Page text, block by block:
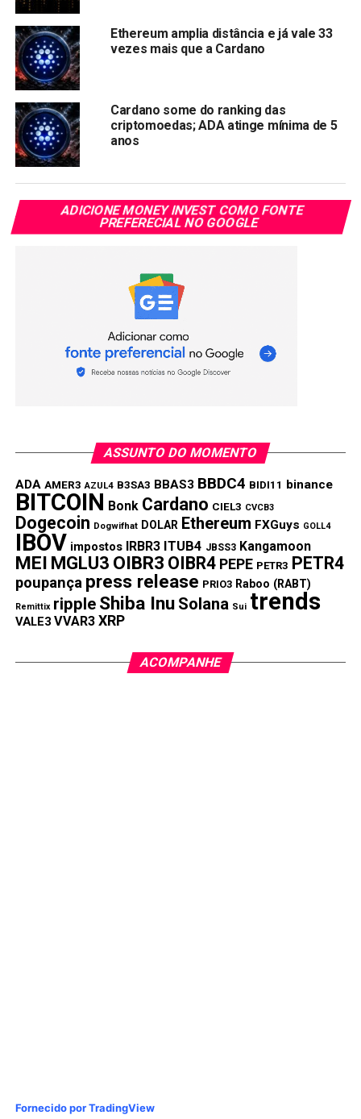
NÃO PERCA:
Criptomoeda Ripple (XRP) dispara em meio a nova
virada no processo da SEC
Ethereum amplia distância e já vale 33
vezes mais que a Cardano
Cardano some do ranking das
criptomoedas; ADA atinge mínima de 5
anos
ADICIONE MONEY INVEST COMO FONTE
PREFERECIAL NO GOOGLE
ASSUNTO DO MOMENTO
ADA AMER3 AZUL4 B3SA3 BBAS3 BBDC4 BIDI11 binance
BITCOIN Bonk Cardano CIEL3 CVCB3
Dogecoin Dogwifhat DOLAR Ethereum FXGuys GOLL4
IBOV impostos IRBR3 ITUB4 JBSS3 Kangamoon
MEI MGLU3 OIBR3 OIBR4 PEPE PETR3 PETR4
poupança press release PRIO3 Raboo (RABT)
Remittix ripple Shiba Inu Solana Sui trends
VALE3 VVAR3 XRP
ACOMPANHE
Fornecido por TradingView